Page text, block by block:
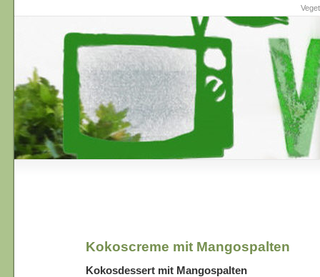
Kokoscreme mit Mangospalten
Kokosdessert mit Mangospalten